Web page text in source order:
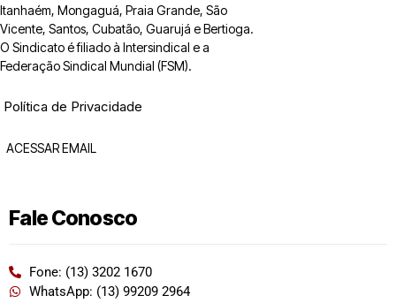
Itanhaém, Mongaguá, Praia Grande, São
Vicente, Santos, Cubatão, Guarujá e Bertioga.
O Sindicato é filiado à Intersindical e a
Federação Sindical Mundial (FSM).
Política de Privacidade
ACESSAR EMAIL
Fale Conosco
Fone: (13) 3202 1670
WhatsApp: (13) 99209 2964